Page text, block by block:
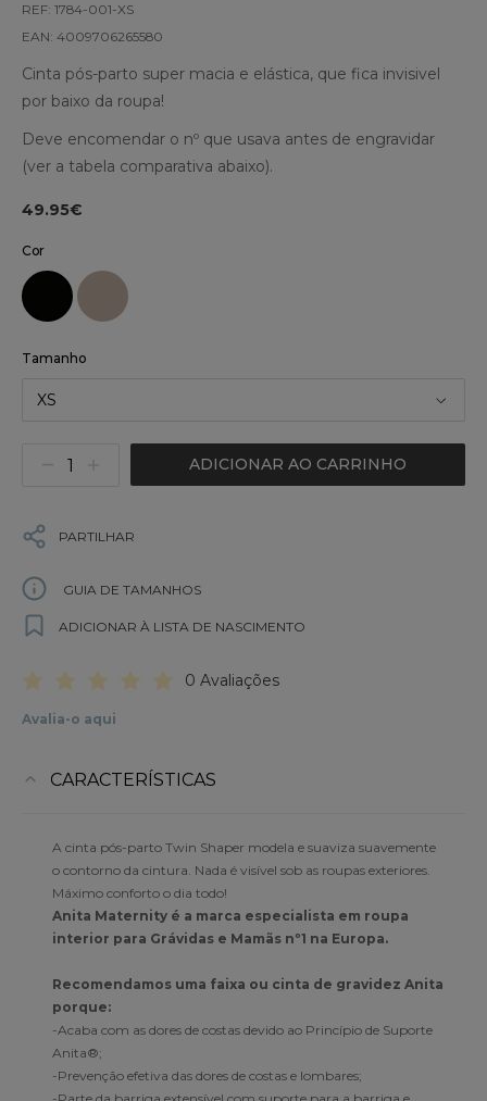
REF: 1784-001-XS
EAN: 4009706265580
Cinta pós-parto super macia e elástica, que fica invisivel
por baixo da roupa!
Deve encomendar o nº que usava antes de engravidar
(ver a tabela comparativa abaixo).
49.95€
Cor
Tamanho
XS
ADICIONAR AO CARRINHO
PARTILHAR
GUIA DE TAMANHOS
ADICIONAR À LISTA DE NASCIMENTO
0 Avaliações
Avalia-o aqui
CARACTERÍSTICAS
A cinta pós-parto Twin Shaper modela e suaviza suavemente
o contorno da cintura. Nada é visível sob as roupas exteriores.
Máximo conforto o dia todo!
Anita Maternity é a marca especialista em roupa
interior para Grávidas e Mamãs nº1 na Europa.
Recomendamos uma faixa ou cinta de gravidez Anita
porque:
-Acaba com as dores de costas devido ao Princípio de Suporte
Anita®;
-Prevenção efetiva das dores de costas e lombares;